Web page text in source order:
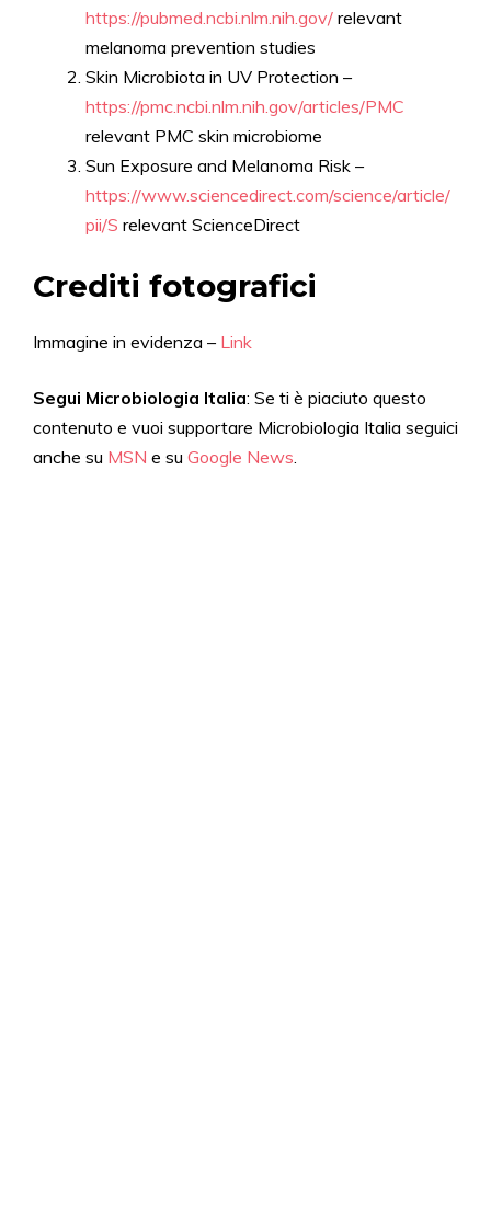
https://pubmed.ncbi.nlm.nih.gov/ relevant
melanoma prevention studies
Skin Microbiota in UV Protection –
https://pmc.ncbi.nlm.nih.gov/articles/PMC
relevant PMC skin microbiome
Sun Exposure and Melanoma Risk –
https://www.sciencedirect.com/science/article/
pii/S relevant ScienceDirect
Crediti fotografici
Immagine in evidenza – Link
Segui Microbiologia Italia: Se ti è piaciuto questo
contenuto e vuoi supportare Microbiologia Italia seguici
anche su MSN e su Google News.